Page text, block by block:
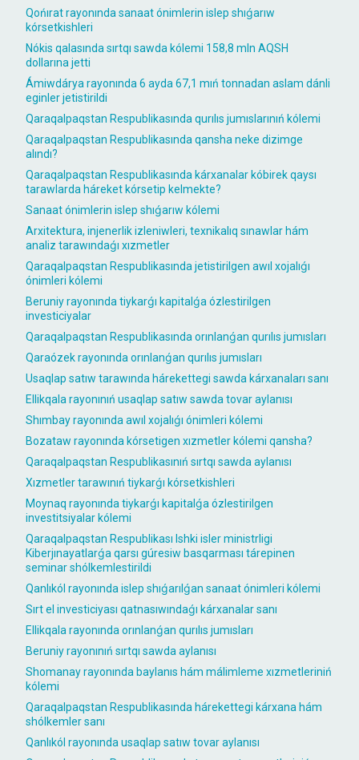
Qońırat rayonında sanaat ónimlerin islep shıǵarıw
kórsetkishleri
Nókis qalasında sırtqı sawda kólemi 158,8 mln AQSH
dollarına jetti
Ámiwdárya rayonında 6 ayda 67,1 mıń tonnadan aslam dánli
eginler jetistirildi
Qaraqalpaqstan Respublikasında qurılıs jumıslarınıń kólemi
Qaraqalpaqstan Respublikasında qansha neke dizimge
alındı?
Qaraqalpaqstan Respublikasında kárxanalar kóbirek qaysı
tarawlarda háreket kórsetip kelmekte?
Sanaat ónimlerin islep shıǵarıw kólemi
Arxitektura, injenerlik izleniwleri, texnikalıq sınawlar hám
analiz tarawındaǵı xızmetler
Qaraqalpaqstan Respublikasında jetistirilgen awıl xojalıǵı
ónimleri kólemi
Beruniy rayonında tiykarǵı kapitalǵa ózlestirilgen
investiciyalar
Qaraqalpaqstan Respublikasında orınlanǵan qurılıs jumısları
Qaraózek rayonında orınlanǵan qurılıs jumısları
Usaqlap satıw tarawında hárekettegi sawda kárxanaları sanı
Ellikqala rayonınıń usaqlap satıw sawda tovar aylanısı
Shımbay rayonında awıl xojalıǵı ónimleri kólemi
Bozataw rayonında kórsetigen xızmetler kólemi qansha?
Qaraqalpaqstan Respublikasınıń sırtqı sawda aylanısı
Xızmetler tarawınıń tiykarǵı kórsetkishleri
Moynaq rayonında tiykarǵı kapitalǵa ózlestirilgen
investitsiyalar kólemi
Qaraqalpaqstan Respublikası Ishki isler ministrligi
Kiberjınayatlarǵa qarsı gúresiw basqarması tárepinen
seminar shólkemlestirildi
Qanlıkól rayonında islep shıǵarılǵan sanaat ónimleri kólemi
Sırt el investiciyası qatnasıwındaǵı kárxanalar sanı
Ellikqala rayonında orınlanǵan qurılıs jumısları
Beruniy rayonınıń sırtqı sawda aylanısı
Shomanay rayonında baylanıs hám málimleme xızmetleriniń
kólemi
Qaraqalpaqstan Respublikasında hárekettegi kárxana hám
shólkemler sanı
Qanlıkól rayonında usaqlap satıw tovar aylanısı